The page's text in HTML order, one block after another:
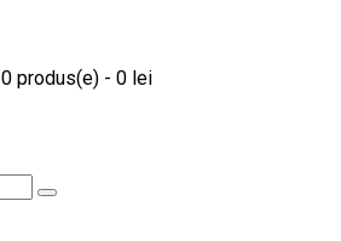
0 produs(e) - 0 lei